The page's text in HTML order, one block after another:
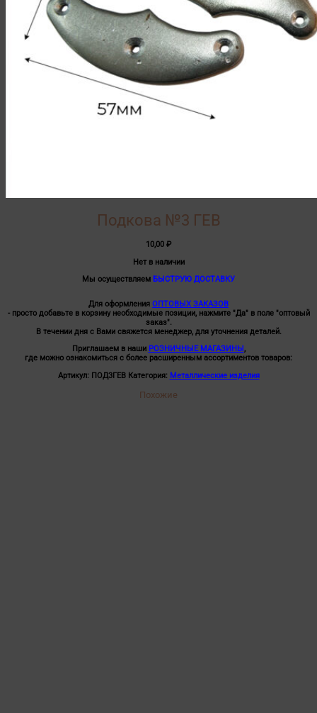
Подкова №3 ГЕВ
10,00 ₽
Нет в наличии
Мы осуществляем БЫСТРУЮ ДОСТАВКУ
Для оформления ОПТОВЫХ ЗАКАЗОВ
- просто добавьте в корзину необходимые позиции, нажмите "Да" в поле "оптовый
заказ".
В течении дня с Вами свяжется менеджер, для уточнения деталей.
Приглашаем в наши РОЗНИЧНЫЕ МАГАЗИНЫ ,
где можно ознакомиться с более расширенным ассортиментов товаров:
Артикул: ПОД3ГЕВ Категория: Металлические изделия
Похожие